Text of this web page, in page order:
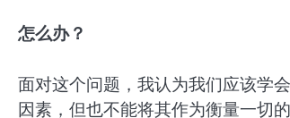
怎么办？
面对这个问题，我认为我们应该学
因素，但也不能将其作为衡量一切